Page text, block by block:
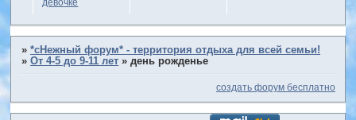
девочке
»*сНежный форум* - территория отдыха для всей семьи!
»От 4-5 до 9-11 лет »день рожденье
создать форум бесплатно